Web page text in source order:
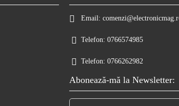
Email:
Telefon: 0766574985
Telefon: 0766262982
Abonează-mă la Newsletter: